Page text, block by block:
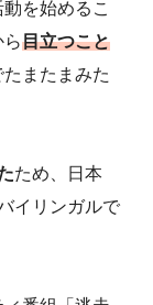
を始めるこ
目立つこと
またまみた
ため、日本
イリンガルで